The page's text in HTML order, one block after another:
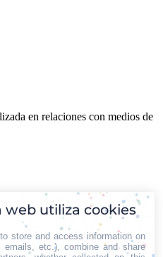
en relaciones con medios de
web utiliza cookies
to store and access information on
etc.), combine and share